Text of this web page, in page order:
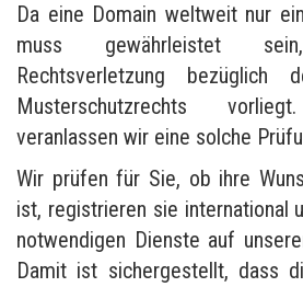
Da eine Domain weltweit nur
muss gewährleistet
Rechtsverletzung bezüglich
Musterschutzrechts
veranlassen wir eine solche
Wir prüfen für Sie, ob ihre
ist, registrieren sie international
notwendigen Dienste auf
Damit ist sichergestellt, dass